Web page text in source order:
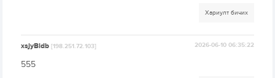
Хариулт бичих
xsjyBldb[198.251.72.103] 2026-06-10 06:35:22
555